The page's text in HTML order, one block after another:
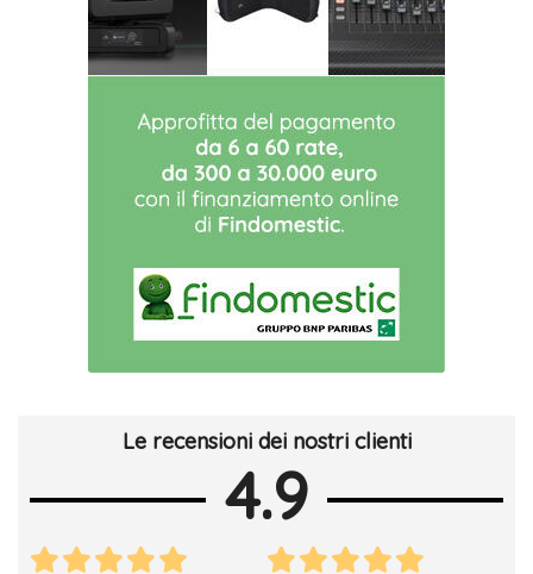
Le recensioni dei nostri clienti
4.9